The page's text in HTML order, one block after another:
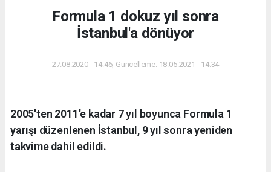
Formula 1 dokuz yıl sonra
İstanbul'a dönüyor
27.08.2020 - 14:46, Güncelleme: 18.05.2021 - 14:34
2005'ten 2011'e kadar 7 yıl boyunca Formula 1
yarışı düzenlenen İstanbul, 9 yıl sonra yeniden
takvime dahil edildi.